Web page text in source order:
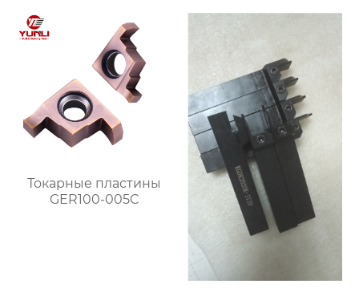
Токарные пластины
GER100-005C